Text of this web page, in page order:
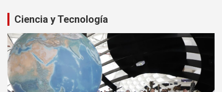
Ciencia y Tecnología